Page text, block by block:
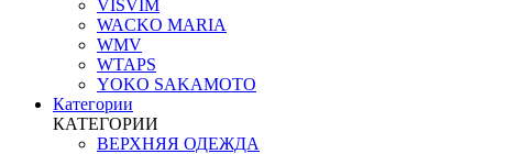
VISVIM
WACKO MARIA
WMV
WTAPS
YOKO SAKAMOTO
Категории
КАТЕГОРИИ
ВЕРХНЯЯ ОДЕЖДА